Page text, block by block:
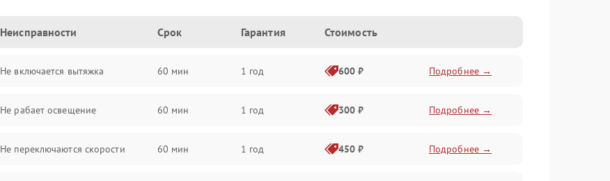
Неисправности Срок Гарантия Стоимость
Не включается вытяжка 60 мин 1 год 600 ₽ Подробнее →
Не рабает освещение 60 мин 1 год 300 ₽ Подробнее →
Не переключаются скорости 60 мин 1 год 450 ₽ Подробнее →